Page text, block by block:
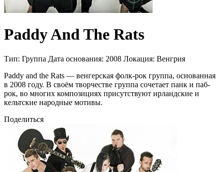
Paddy And The Rats
Тип: Группа Дата основания: 2008 Локация: Венгрия
Paddy and the Rats — венгерская фолк-рок группа, основанная
в 2008 году. В своём творчестве группа сочетает панк и паб-
рок, во многих композициях присутствуют ирландские и
кельтские народные мотивы.
Поделиться